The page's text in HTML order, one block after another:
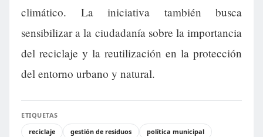
climático. La iniciativa también busca
sensibilizar a la ciudadanía sobre la importancia
del reciclaje y la reutilización en la protección
del entorno urbano y natural.
ETIQUETAS
reciclaje
gestión de residuos
política municipal